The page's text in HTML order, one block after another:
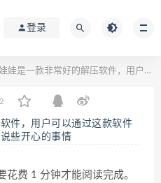
登录
非常好的解压软件，用户可以通过这款软件记录心情，吐槽不满，也可以说些开心的事情
件，用户可以通过这款软件
些开心的事情
费 1 分钟才能阅读完成。